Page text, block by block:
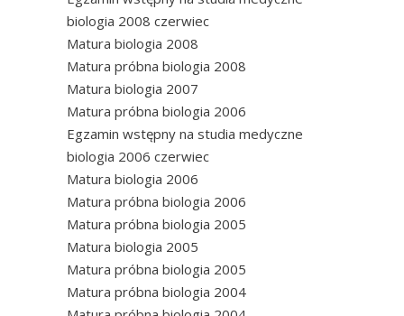
biologia 2008 czerwiec
Matura biologia 2008
Matura próbna biologia 2008
Matura biologia 2007
Matura próbna biologia 2006
Egzamin wstępny na studia medyczne
biologia 2006 czerwiec
Matura biologia 2006
Matura próbna biologia 2006
Matura próbna biologia 2005
Matura biologia 2005
Matura próbna biologia 2005
Matura próbna biologia 2004